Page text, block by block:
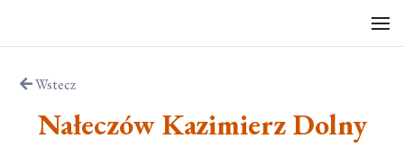
Wstecz
Nałeczów Kazimierz Dolny